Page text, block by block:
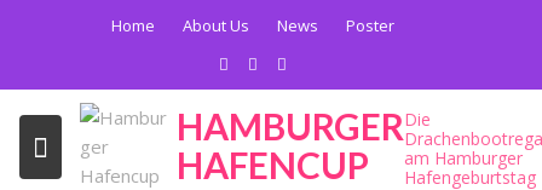
Home About Us News Poster
HAMBURGER
HAFENCUP
Die
am Hamburger
Hafengeburtstag